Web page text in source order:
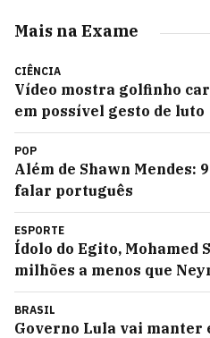
Mais na Exame
CIÊNCIA
Vídeo mostra golfinho
em possível gesto de luto
POP
Além de Shawn Mendes:
falar português
ESPORTE
Ídolo do Egito, Mohamed
milhões a menos que
BRASIL
Governo Lula vai manter